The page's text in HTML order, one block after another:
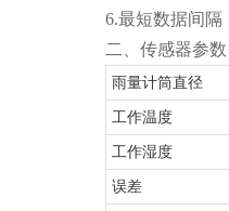
6.最短数据间隔
二、传感器参数
雨量计筒直径
工作温度
工作湿度
误差